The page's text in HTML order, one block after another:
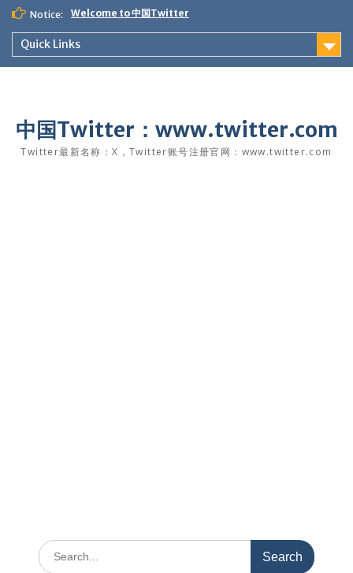
Skip
content
Notice: Welcome to 中国Twitter
Quick Links
中国Twitter：www.twitter.com
Twitter最新名称：X，Twitter账号注册官网：www.twitter.com
Search
for: